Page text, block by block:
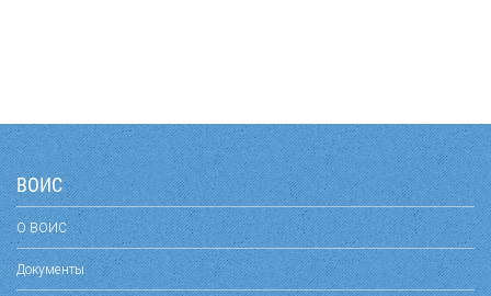
ВОИС
О ВОИС
Документы